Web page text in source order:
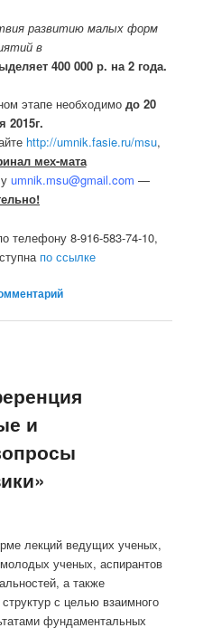
развитию малых форм
в
400 000 р. на 2 года.
этапе необходимо до 20
2015г.
http://umnik.fasie.ru/msu,
мех-мата
umnik.msu@gmail.com —
телефону 8-916-583-74-10,
по ссылке
и
лекций ведущих ученых,
ученых, аспирантов
а также
с целью взаимного
фундаментальных